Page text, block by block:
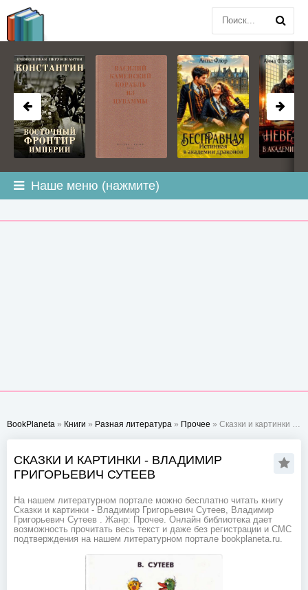
Наше меню (нажмите)
BookPlaneta » Книги » Разная литература » Прочее » Сказки и картинки - Владимир Григорьевич Сутеев
СКАЗКИ И КАРТИНКИ - ВЛАДИМИР
ГРИГОРЬЕВИЧ СУТЕЕВ
На нашем литературном портале можно бесплатно читать книгу
Сказки и картинки - Владимир Григорьевич Сутеев, Владимир
Григорьевич Сутеев . Жанр: Прочее. Онлайн библиотека дает
возможность прочитать весь текст и даже без регистрации и СМС
подтверждения на нашем литературном портале bookplaneta.ru.
BOOKPLANETA.COM